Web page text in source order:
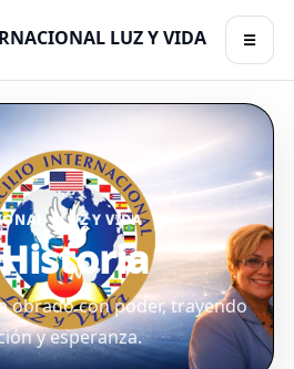
LUZ Y VIDA ☰
• LUZ Y VIDA
obrado con poder, trayendo
y esperanza.